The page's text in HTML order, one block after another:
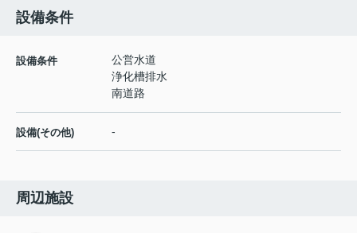
設備条件
設備条件
公営水道
浄化槽排水
南道路
設備(その他) -
周辺施設